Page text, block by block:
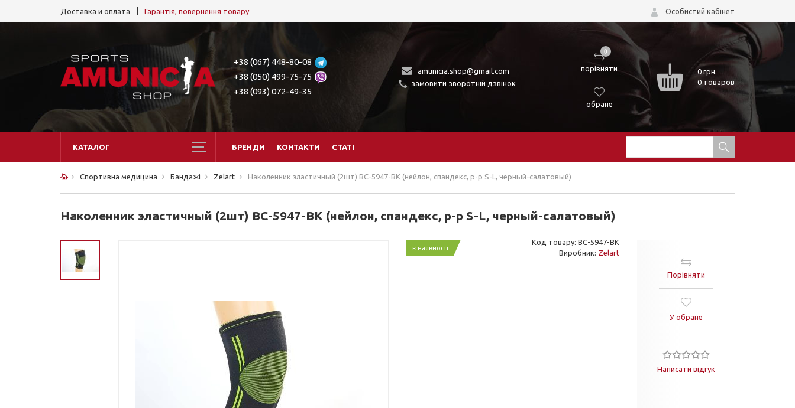
Доставка и оплата Гарантія, повернення товару Особистий кабінет
+38 (067) 448-80-08
+38 (050) 499-75-75
+38 (093) 072-49-35
amunicia.shop@gmail.com
замовити зворотній дзвінок
0
порівняти
обране
0грн.
0 товаров
КАТАЛОГ БРЕНДИ КОНТАКТИ СТАТІ
Спортивна медицина Бандажі Zelart Наколенник эластичный (2шт) BC-5947-BK (нейлон, спандекс, р-р S-L, черный-салатовый)
Наколенник эластичный (2шт) BC-5947-BK (нейлон, спандекс, р-р S-L, черный-салатовый)
в наявності
Код товару: BC-5947-BK
Виробник: Zelart
Порівняти
У обране
Написати відгук